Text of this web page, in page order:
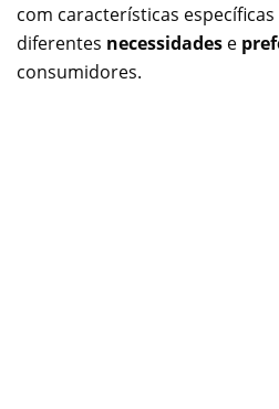
com características
diferentes necessidades e
consumidores.